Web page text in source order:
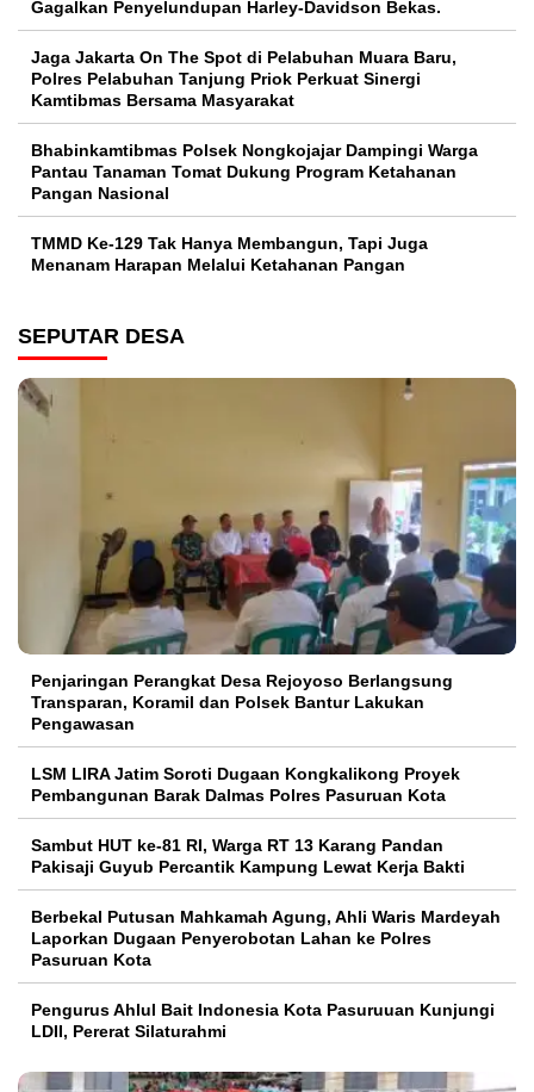
Gagalkan Penyelundupan Harley-Davidson Bekas.
Jaga Jakarta On The Spot di Pelabuhan Muara Baru,
Polres Pelabuhan Tanjung Priok Perkuat Sinergi
Kamtibmas Bersama Masyarakat
Bhabinkamtibmas Polsek Nongkojajar Dampingi Warga
Pantau Tanaman Tomat Dukung Program Ketahanan
Pangan Nasional
TMMD Ke-129 Tak Hanya Membangun, Tapi Juga
Menanam Harapan Melalui Ketahanan Pangan
SEPUTAR DESA
Penjaringan Perangkat Desa Rejoyoso Berlangsung
Transparan, Koramil dan Polsek Bantur Lakukan
Pengawasan
LSM LIRA Jatim Soroti Dugaan Kongkalikong Proyek
Pembangunan Barak Dalmas Polres Pasuruan Kota
Sambut HUT ke-81 RI, Warga RT 13 Karang Pandan
Pakisaji Guyub Percantik Kampung Lewat Kerja Bakti
Berbekal Putusan Mahkamah Agung, Ahli Waris Mardeyah
Laporkan Dugaan Penyerobotan Lahan ke Polres
Pasuruan Kota
Pengurus Ahlul Bait Indonesia Kota Pasuruuan Kunjungi
LDII, Pererat Silaturahmi